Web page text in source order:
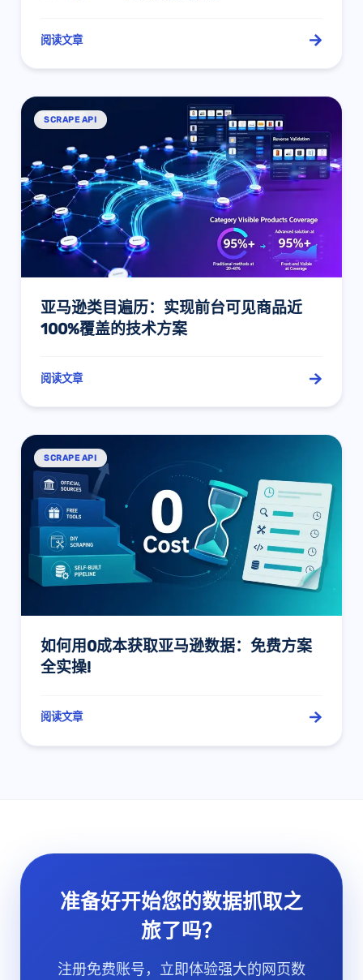
阅读文章
SCRAPE API
亚马逊类目遍历：实现前台可见商品近
100%覆盖的技术方案
阅读文章
SCRAPE API
如何用0成本获取亚马逊数据：免费方案
全实操!
阅读文章
准备好开始您的数据抓取之
旅了吗？
注册免费账号，立即体验强大的网页数